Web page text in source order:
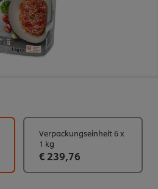
Verpackungseinheit 6 x
1 kg
€ 239,76